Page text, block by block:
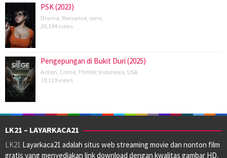
PSK (2023)
Drama Romance semi
20,144 views
Pengepungan di Bukit Duri (2025)
Action Crime Thriller, Indonesia USA
19,119 views
LK21 – LAYARKACA21
LK21 Layarkaca21 adalah situs web streaming movie dan nonton film
gratis yang menyediakan link download dengan kwalitas gambar HD.